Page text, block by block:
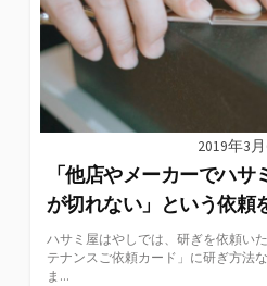
2019年3
「他店やメーカーでハ
が切れない」という依頼
ハサミ屋はやしでは、研ぎを依頼い
テナンスご依頼カード」に研ぎ方法
ま...